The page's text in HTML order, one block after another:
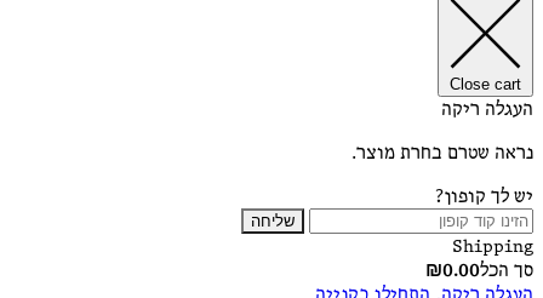
Close
ריקה
שטרם בחרת מוצר.
קופון?
₪0.00